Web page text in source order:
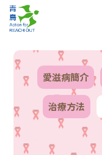
愛滋病簡介
治療方法